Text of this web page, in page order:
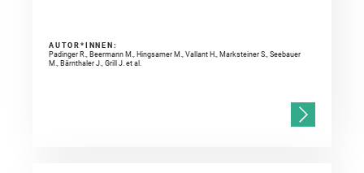
AUTOR*INNEN:
Padinger R., Beermann M., Hingsamer M., Vallant H., Marksteiner S., Seebauer
M., Bärnthaler J., Grill J. et al.